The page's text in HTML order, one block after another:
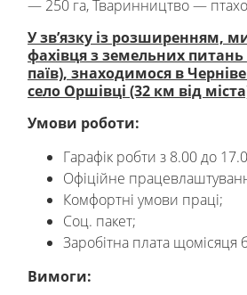
— 250 га, Тваринництво —
У зв’язку із розширенням,
фахівця з земельних питань
паїв), знаходимося в
село Оршівці (32 км від
Умови роботи:
Гарафік робти з 8.00 до
Офіційне
Комфортні умови праці;
Соц. пакет;
Заробітна плата щомісяця
Вимоги: